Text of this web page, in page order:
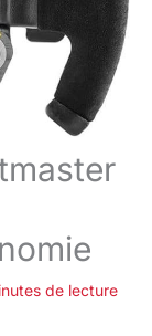
de lecture